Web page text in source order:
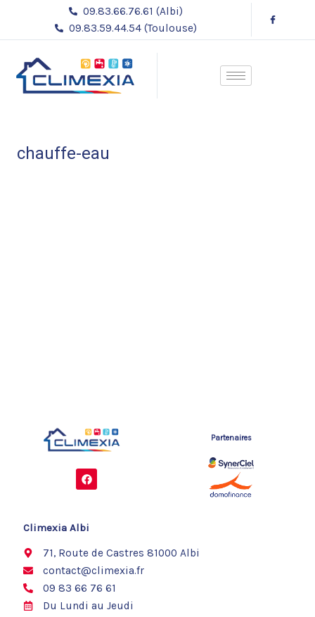
contenu
09.83.66.76.61 (Albi)
09.83.59.44.54 (Toulouse)
chauffe-eau
F
a
c
o
Partenaires
Climexia Albi
71, Route de Castres 81000 Albi
contact@climexia.fr
09 83 66 76 61
Du Lundi au Jeudi